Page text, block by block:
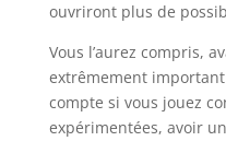
ouvriront plus de
Vous l’aurez compris,
extrêmement
compte si vous jouez
expérimentées, avoir